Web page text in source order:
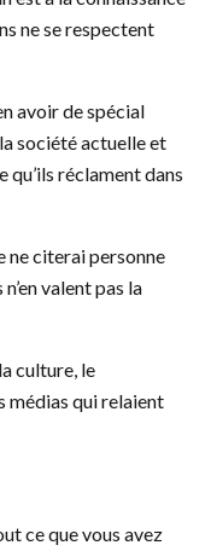
ne se respectent
avoir de spécial
société actuelle et
qu’ils réclament dans
ne citerai personne
valent pas la
culture, le
médias qui relaient
ce que vous avez